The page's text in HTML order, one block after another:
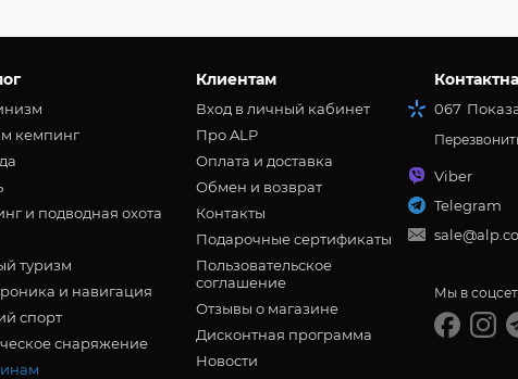
кемпинг
и подводная охота
туризм
и навигация
спорт
снаряжение
Клиентам
Вход в личный кабинет
Про ALP
Оплата и доставка
Обмен и возврат
Контакты
Подарочные сертификаты
Пользовательское
соглашение
Отзывы о магазине
Дисконтная программа
Новости
067
Viber
Telegram
Мы в